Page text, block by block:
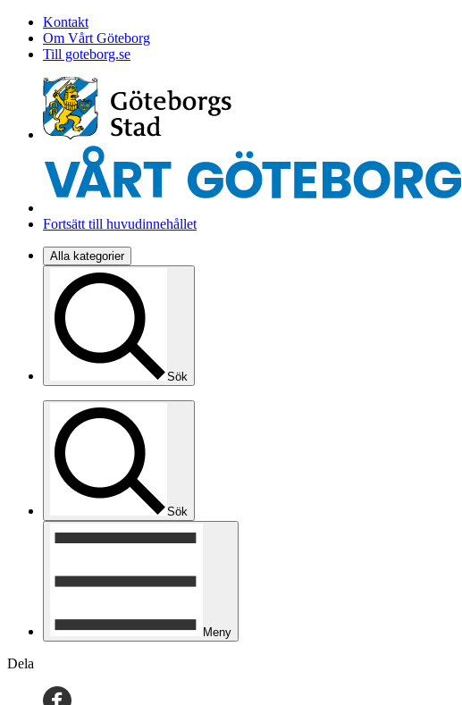
Kontakt
Om Vårt Göteborg
Till goteborg.se
Fortsätt till huvudinnehållet
Alla kategorier
Sök
Sök
Meny
Dela